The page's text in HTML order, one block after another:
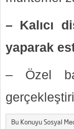
– Kalıcı
yaparak
– Özel
Bu Konuyu Sosyal